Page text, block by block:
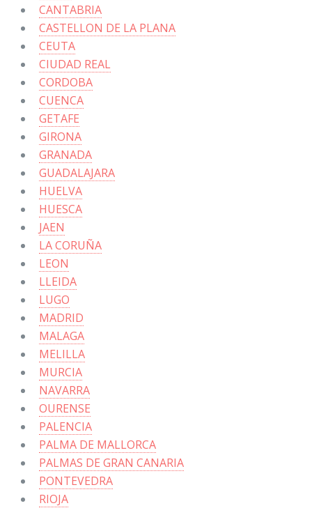
CANTABRIA
CASTELLON DE LA PLANA
CEUTA
CIUDAD REAL
CORDOBA
CUENCA
GETAFE
GIRONA
GRANADA
GUADALAJARA
HUELVA
HUESCA
JAEN
LA CORUÑA
LEON
LLEIDA
LUGO
MADRID
MALAGA
MELILLA
MURCIA
NAVARRA
OURENSE
PALENCIA
PALMA DE MALLORCA
PALMAS DE GRAN CANARIA
PONTEVEDRA
RIOJA